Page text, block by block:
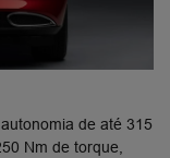
de até 315
Nm de torque,